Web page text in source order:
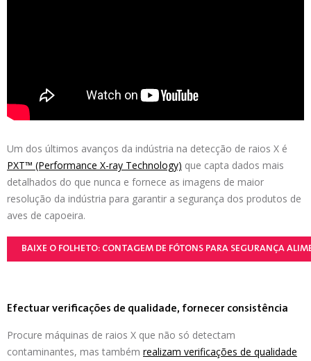
Um dos últimos avanços da indústria na detecção de raios X é
PXT™ (Performance X-ray Technology) que capta dados mais
detalhados do que nunca e fornece as imagens de maior
resolução da indústria para garantir a segurança dos produtos de
aves de capoeira.
BAIXE O FOLHETO: CONTAGEM DE FÓTONS PARA SEGURANÇA
Efectuar verificações de qualidade, fornecer consistência
Procure máquinas de raios X que não só detectam
contaminantes, mas também realizam verificações de qualidade